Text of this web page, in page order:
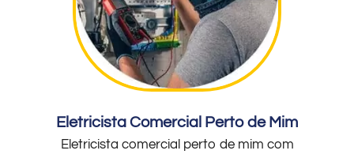
Eletricista Comercial Perto de Mim
Eletricista comercial perto de mim com